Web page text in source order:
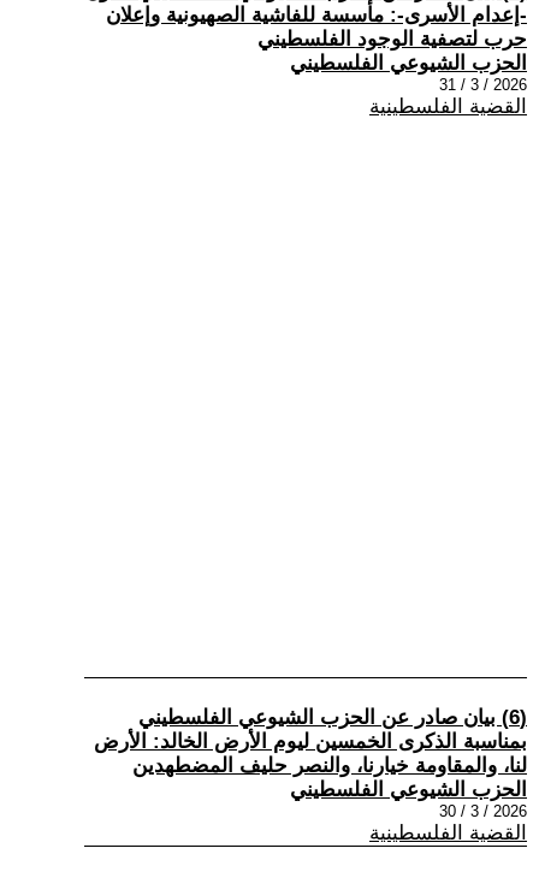
-إعدام الأسرى-: مأسسة للفاشية الصهيونية وإعلان
حرب لتصفية الوجود الفلسطيني
الحزب الشيوعي الفلسطيني
2026 / 3 / 31
القضية الفلسطينية
(6) بيان صادر عن الحزب الشيوعي الفلسطيني
بمناسبة الذكرى الخمسين ليوم الأرض الخالد: الأرض
لنا، والمقاومة خيارنا، والنصر حليف المضطهدين
الحزب الشيوعي الفلسطيني
2026 / 3 / 30
القضية الفلسطينية